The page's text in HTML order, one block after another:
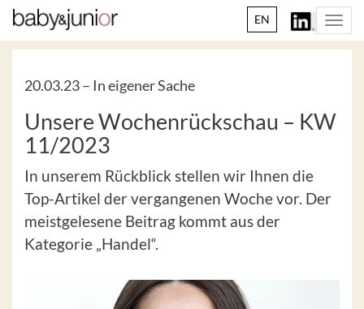
EN
20.03.23 – In eigener Sache
Unsere Wochenrückschau – KW
11/2023
In unserem Rückblick stellen wir Ihnen die
Top-Artikel der vergangenen Woche vor. Der
meistgelesene Beitrag kommt aus der
Kategorie „Handel“.